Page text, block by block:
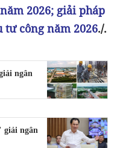
2026; giải pháp
công năm 2026./.
ngân
giải ngân